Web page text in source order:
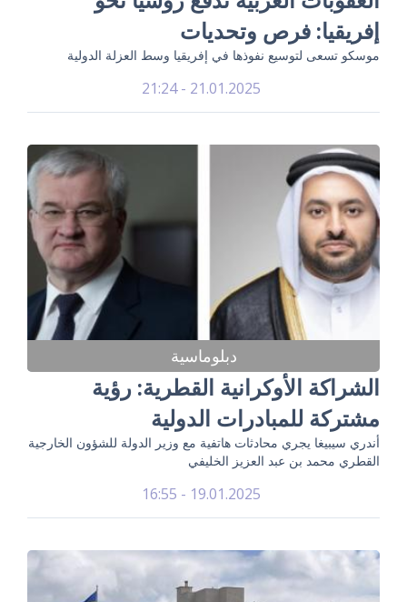
إفريقيا: فرص وتحديات
موسكو تسعى لتوسيع نفوذها في إفريقيا وسط العزلة الدولية
21.01.2025 - 21:24
دبلوماسية
الشراكة الأوكرانية القطرية: رؤية
مشتركة للمبادرات الدولية
أندري سيبيغا يجري محادثات هاتفية مع وزير الدولة للشؤون الخارجية
القطري محمد بن عبد العزيز الخليفي
19.01.2025 - 16:55